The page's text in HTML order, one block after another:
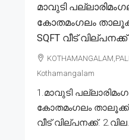
മാവുടി
കോതമംഗലം
SQFT വീട്
Kothamangalam
1.മാവുടി
കോതമംഗലം താലൂക്ക്
വീട് വില്പനക്ക്.